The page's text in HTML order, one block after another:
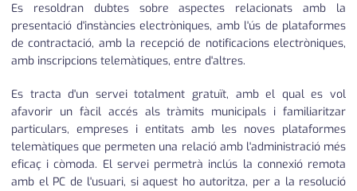
Es resoldran dubtes sobre aspectes relacionats amb la
presentació d'instàncies electròniques, amb l'ús de plataformes
de contractació, amb la recepció de notificacions electròniques,
amb inscripcions telemàtiques, entre d'altres.
Es tracta d'un servei totalment gratuït, amb el qual es vol
afavorir un fàcil accés als tràmits municipals i familiaritzar
particulars, empreses i entitats amb les noves plataformes
telemàtiques que permeten una relació amb l'administració més
eficaç i còmoda. El servei permetrà inclús la connexió remota
amb el PC de l'usuari, si aquest ho autoritza, per a la resolució